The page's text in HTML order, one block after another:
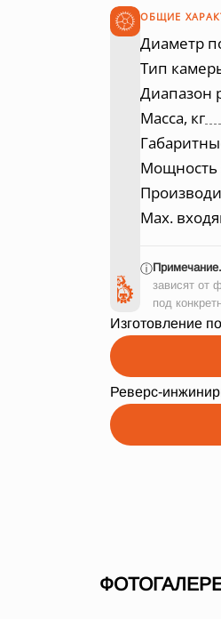
ОБЩИЕ
Диаметр
Тип
Диапазон
Масса, кг
Мощность
Max.
ⓘПримечание.
зависят от
под
Изготовление
Реверс-